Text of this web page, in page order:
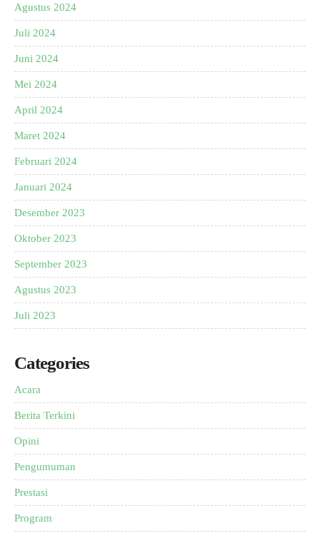
Agustus 2024
Juli 2024
Juni 2024
Mei 2024
April 2024
Maret 2024
Februari 2024
Januari 2024
Desember 2023
Oktober 2023
September 2023
Agustus 2023
Juli 2023
Categories
Acara
Berita Terkini
Opini
Pengumuman
Prestasi
Program